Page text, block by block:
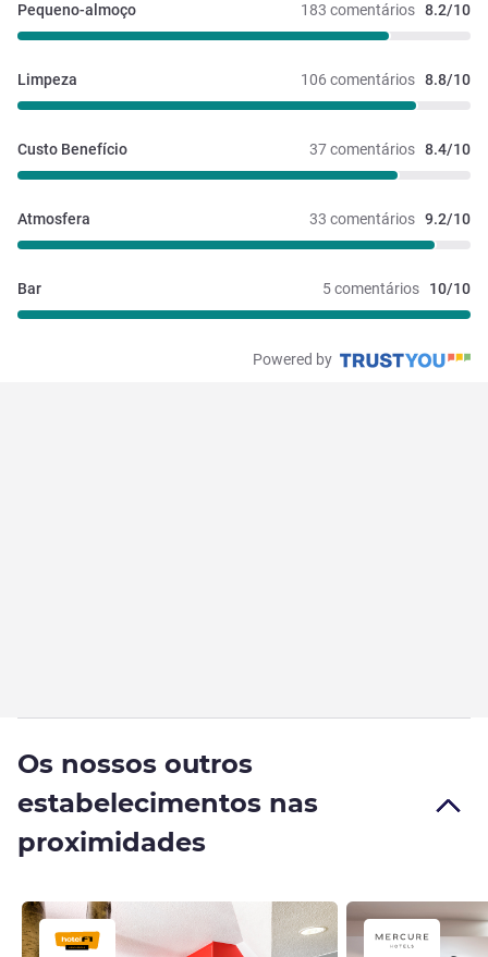
183 comentários 8.2/10
Pequeno-almoço
106 comentários 8.8/10
Limpeza
37 comentários 8.4/10
Custo Benefício
33 comentários 9.2/10
Atmosfera
5 comentários 10/10
Bar
Powered by
Os nossos outros
estabelecimentos nas
proximidades